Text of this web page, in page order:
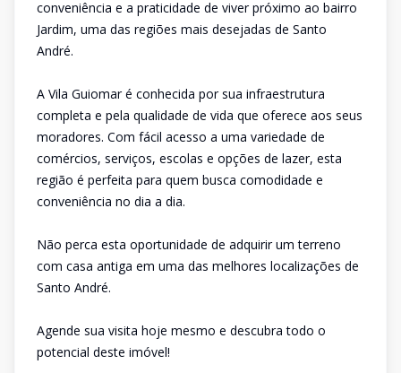
conveniência e a praticidade de viver próximo ao bairro
Jardim, uma das regiões mais desejadas de Santo
André.
A Vila Guiomar é conhecida por sua infraestrutura
completa e pela qualidade de vida que oferece aos seus
moradores. Com fácil acesso a uma variedade de
comércios, serviços, escolas e opções de lazer, esta
região é perfeita para quem busca comodidade e
conveniência no dia a dia.
Não perca esta oportunidade de adquirir um terreno
com casa antiga em uma das melhores localizações de
Santo André.
Agende sua visita hoje mesmo e descubra todo o
potencial deste imóvel!